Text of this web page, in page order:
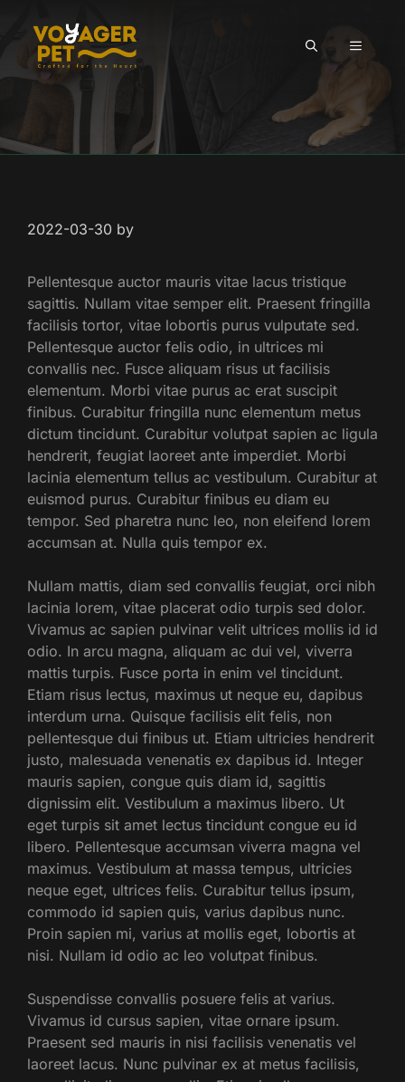
content
MENU
2022-03-30 by
Pellentesque auctor mauris vitae lacus tristique
sagittis. Nullam vitae semper elit. Praesent fringilla
facilisis tortor, vitae lobortis purus vulputate sed.
Pellentesque auctor felis odio, in ultrices mi
convallis nec. Fusce aliquam risus ut facilisis
elementum. Morbi vitae purus ac erat suscipit
finibus. Curabitur fringilla nunc elementum metus
dictum tincidunt. Curabitur volutpat sapien ac ligula
hendrerit, feugiat laoreet ante imperdiet. Morbi
lacinia elementum tellus ac vestibulum. Curabitur at
euismod purus. Curabitur finibus eu diam eu
tempor. Sed pharetra nunc leo, non eleifend lorem
accumsan at. Nulla quis tempor ex.
Nullam mattis, diam sed convallis feugiat, orci nibh
lacinia lorem, vitae placerat odio turpis sed dolor.
Vivamus ac sapien pulvinar velit ultrices mollis id id
odio. In arcu magna, aliquam ac dui vel, viverra
mattis turpis. Fusce porta in enim vel tincidunt.
Etiam risus lectus, maximus ut neque eu, dapibus
interdum urna. Quisque facilisis elit felis, non
pellentesque dui finibus ut. Etiam ultricies hendrerit
justo, malesuada venenatis ex dapibus id. Integer
mauris sapien, congue quis diam id, sagittis
dignissim elit. Vestibulum a maximus libero. Ut
eget turpis sit amet lectus tincidunt congue eu id
libero. Pellentesque accumsan viverra magna vel
maximus. Vestibulum at massa tempus, ultricies
neque eget, ultrices felis. Curabitur tellus ipsum,
commodo id sapien quis, varius dapibus nunc.
Proin sapien mi, varius at mollis eget, lobortis at
nisi. Nullam id odio ac leo volutpat finibus.
Suspendisse convallis posuere felis at varius.
Vivamus id cursus sapien, vitae ornare ipsum.
Praesent sed mauris in nisi facilisis venenatis vel
laoreet lacus. Nunc pulvinar ex at metus facilisis,